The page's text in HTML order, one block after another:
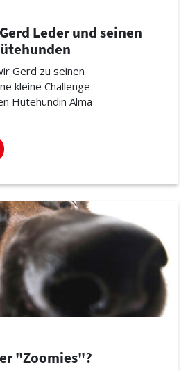
Leder und seinen
Gerd zu seinen
kleine Challenge
Hütehündin Alma
"Zoomies"?